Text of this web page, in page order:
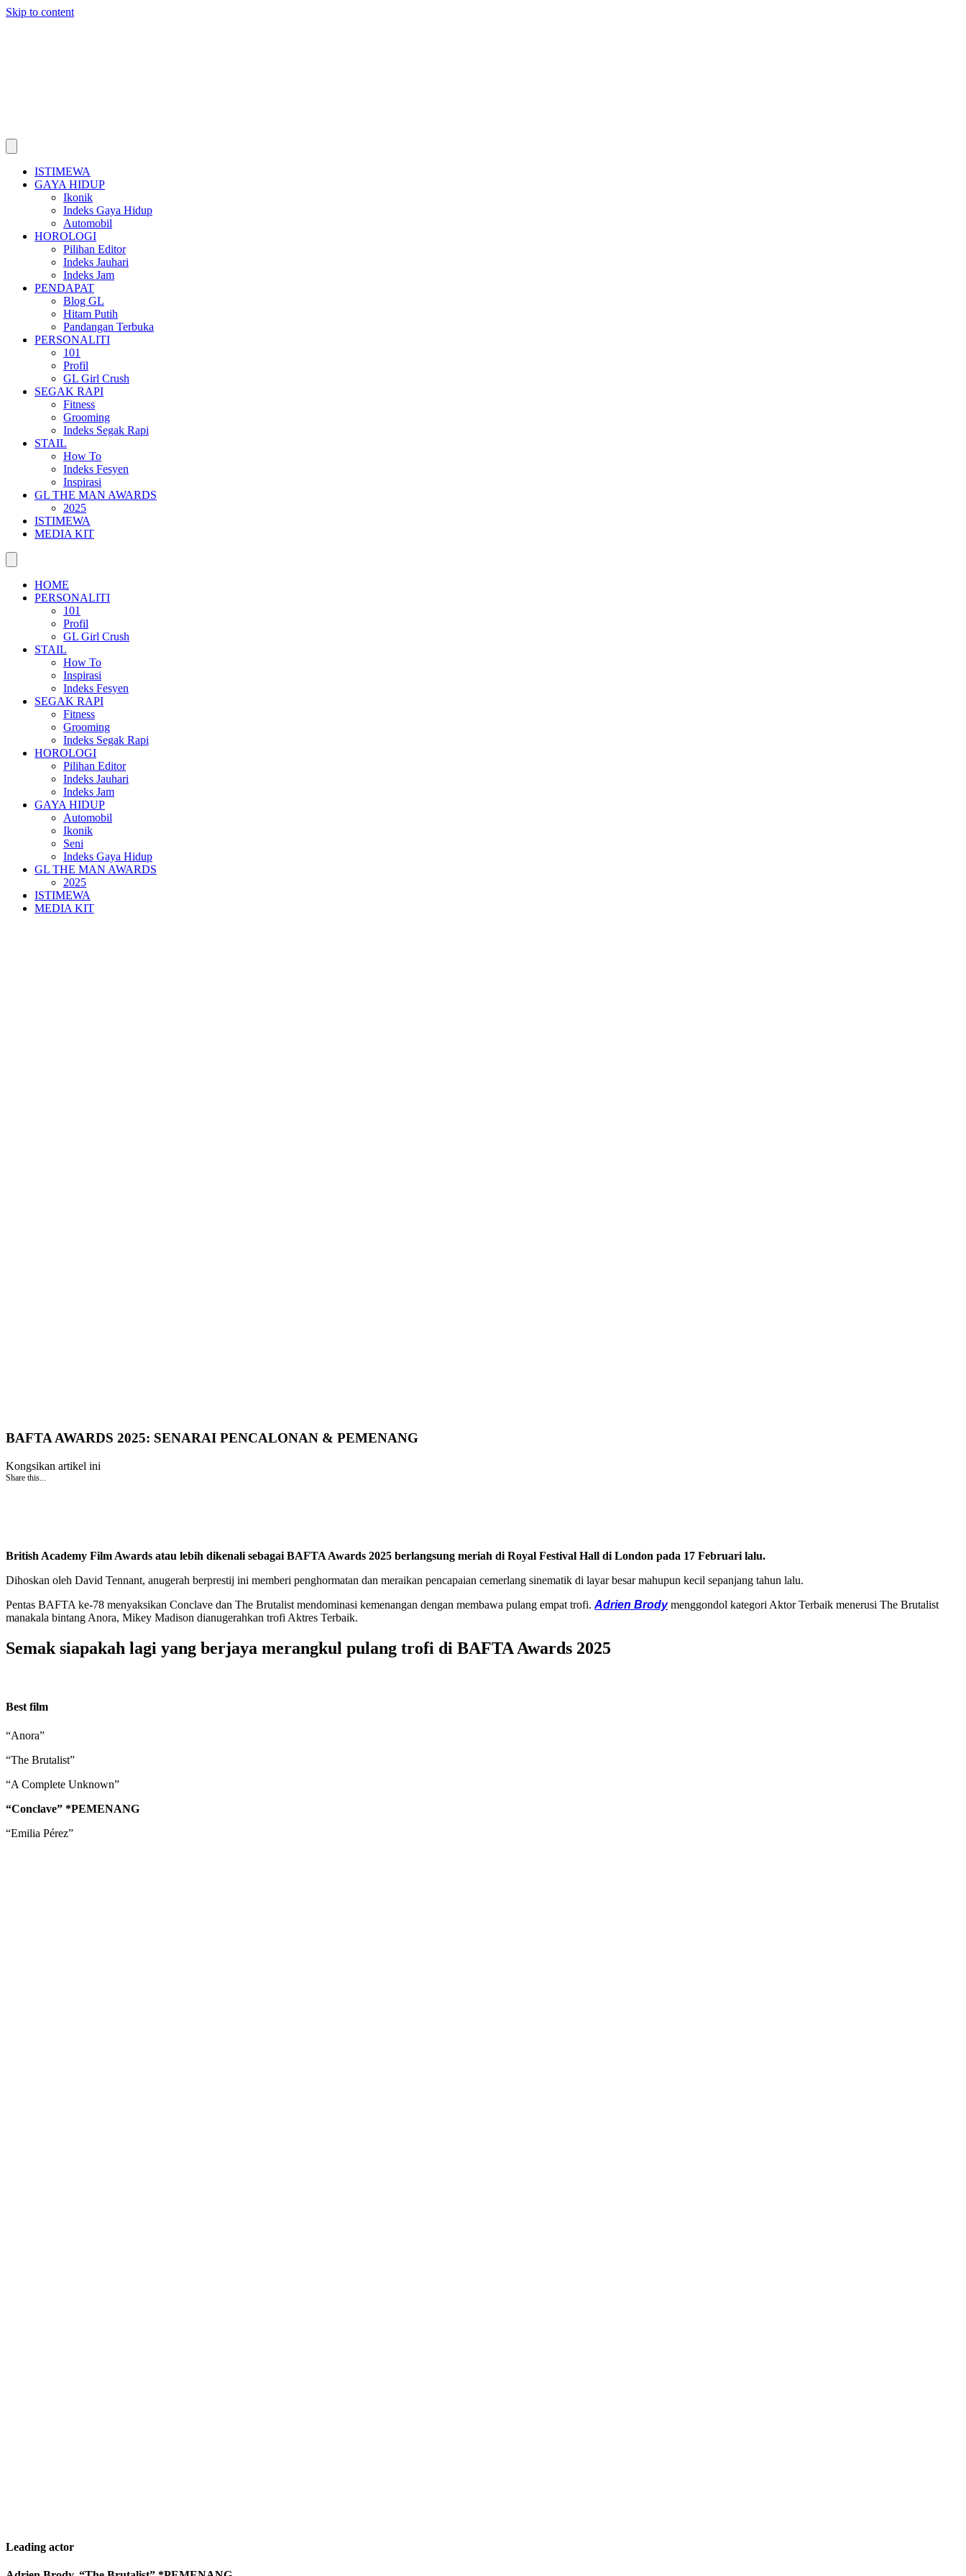
Skip to content
ISTIMEWA
GAYA HIDUP
Ikonik
Indeks Gaya Hidup
Automobil
HOROLOGI
Pilihan Editor
Indeks Jauhari
Indeks Jam
PENDAPAT
Blog GL
Hitam Putih
Pandangan Terbuka
PERSONALITI
101
Profil
GL Girl Crush
SEGAK RAPI
Fitness
Grooming
Indeks Segak Rapi
STAIL
How To
Indeks Fesyen
Inspirasi
GL THE MAN AWARDS
2025
ISTIMEWA
MEDIA KIT
HOME
PERSONALITI
101
Profil
GL Girl Crush
STAIL
How To
Inspirasi
Indeks Fesyen
SEGAK RAPI
Fitness
Grooming
Indeks Segak Rapi
HOROLOGI
Pilihan Editor
Indeks Jauhari
Indeks Jam
GAYA HIDUP
Automobil
Ikonik
Seni
Indeks Gaya Hidup
GL THE MAN AWARDS
2025
ISTIMEWA
MEDIA KIT
BAFTA AWARDS 2025: SENARAI PENCALONAN & PEMENANG
Kongsikan artikel ini
Share this...
British Academy Film Awards atau lebih dikenali sebagai BAFTA Awards 2025 berlangsung meriah di Royal Festival Hall di London pada 17 Februari lalu.
Dihoskan oleh David Tennant, anugerah berprestij ini memberi penghormatan dan meraikan pencapaian cemerlang sinematik di layar besar mahupun kecil sepanjang tahun lalu.
Pentas BAFTA ke-78 menyaksikan Conclave dan The Brutalist mendominasi kemenangan dengan membawa pulang empat trofi. Adrien Brodymenggondol kategori Aktor Terbaik menerusi The Brutalist
manakala bintang Anora, Mikey Madison dianugerahkan trofi Aktres Terbaik.
Semak siapakah lagi yang berjaya merangkul pulang trofi di BAFTA Awards 2025
Best film
“Anora”
“The Brutalist”
“A Complete Unknown”
“Conclave” *PEMENANG
“Emilia Pérez”
Leading actor